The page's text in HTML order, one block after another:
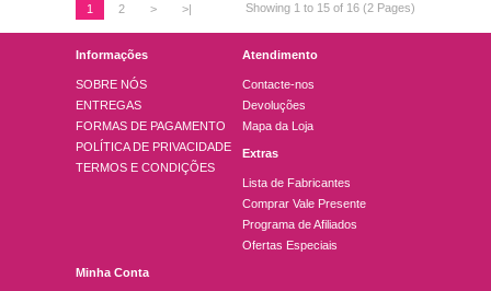
1 2 > >| Showing 1 to 15 of 16 (2 Pages)
Informações
SOBRE NÓS
ENTREGAS
FORMAS DE PAGAMENTO
POLÍTICA DE PRIVACIDADE
TERMOS E CONDIÇÕES
Atendimento
Contacte-nos
Devoluções
Mapa da Loja
Extras
Lista de Fabricantes
Comprar Vale Presente
Programa de Afiliados
Ofertas Especiais
Minha Conta